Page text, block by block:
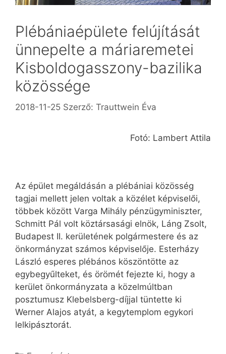
Plébániaépülete felújítását
ünnepelte a máriaremetei
Kisboldogasszony-bazilika
közössége
2018-11-25 Szerző: Trauttwein Éva
Fotó: Lambert Attila
Az épület megáldásán a plébániai közösség
tagjai mellett jelen voltak a közélet képviselői,
többek között Varga Mihály pénzügyminiszter,
Schmitt Pál volt köztársasági elnök, Láng Zsolt,
Budapest II. kerületének polgármestere és az
önkormányzat számos képviselője. Esterházy
László esperes plébános köszöntötte az
egybegyűlteket, és örömét fejezte ki, hogy a
kerület önkormányzata a közelmúltban
posztumusz Klebelsberg-díjjal tüntette ki
Werner Alajos atyát, a kegytemplom egykori
lelkipásztorát.